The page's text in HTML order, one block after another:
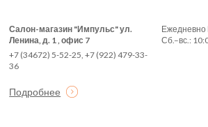
Салон-магазин "Импульс" ул.
Ленина, д. 1 , офис 7
+7 (34672) 5-52-25, +7 (922) 479-33-
36
Подробнее
Ежедневно
Сб.–вс.: